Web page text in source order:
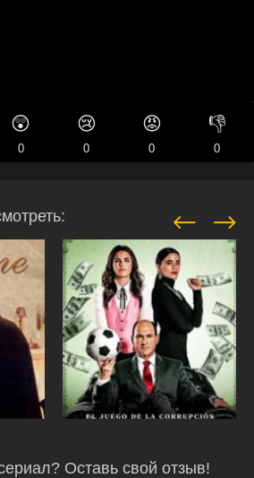
😲
0
😢
0
😡
0
👎
0
Оставь свой отзыв!